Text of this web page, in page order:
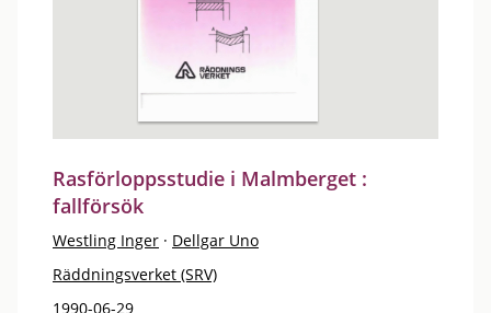
Rasförloppsstudie i Malmberget :
fallförsök
Westling Inger · Dellgar Uno
Räddningsverket (SRV)
1990-06-29